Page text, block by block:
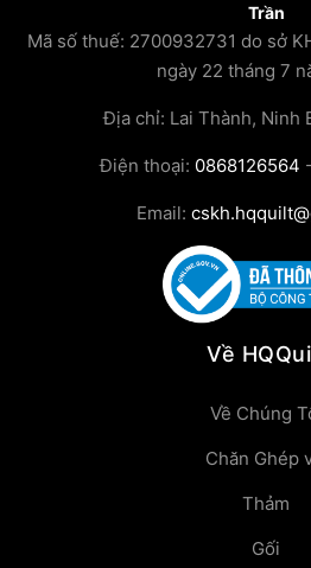
Trần
Mã số thuế: 2700932731 do sở
ngày 22 tháng 7
Địa chỉ: Lai Thành, Ninh
Điện thoại: 0868126564 -
Email:
Về
Về Chúng
Chăn Ghép
Thảm
Gối